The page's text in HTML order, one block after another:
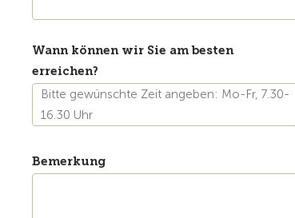
Wann können wir Sie am besten
erreichen?
Bemerkung